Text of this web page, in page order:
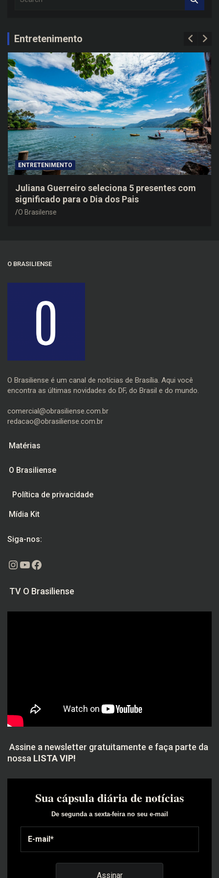
c
h
Entretenimento
ENTRETENIMENTO
Juliana Guerreiro seleciona 5 presentes com
significado para o Dia dos Pais
O Brasilense
O BRASILIENSE
O Brasiliense é um canal de notícias de Brasília. Aqui você
encontra as últimas novidades do DF, do Brasil e do mundo.
comercial@obrasiliense.com.br
redacao@obrasiliense.com.br
Matérias
O Brasiliense
Política de privacidade
Mídia Kit
Siga-nos:
Instagram
Youtube
Facebook
TV O Brasiliense
Assine a newsletter gratuitamente e faça parte da
nossa LISTA VIP!
Sua cápsula diária de notícias
De segunda a sexta-feira no seu e-mail